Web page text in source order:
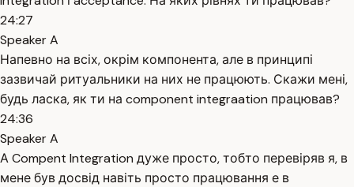
24:27
Speaker A
Напевно на всіх, окрім компонента, але в принципі
зазвичай ритуальники на них не працюють. Скажи мені,
будь ласка, як ти на component integraation працював?
24:36
Speaker A
А Compent Integration дуже просто, тобто перевіряв я, в
мене був досвід навіть просто працювання е в